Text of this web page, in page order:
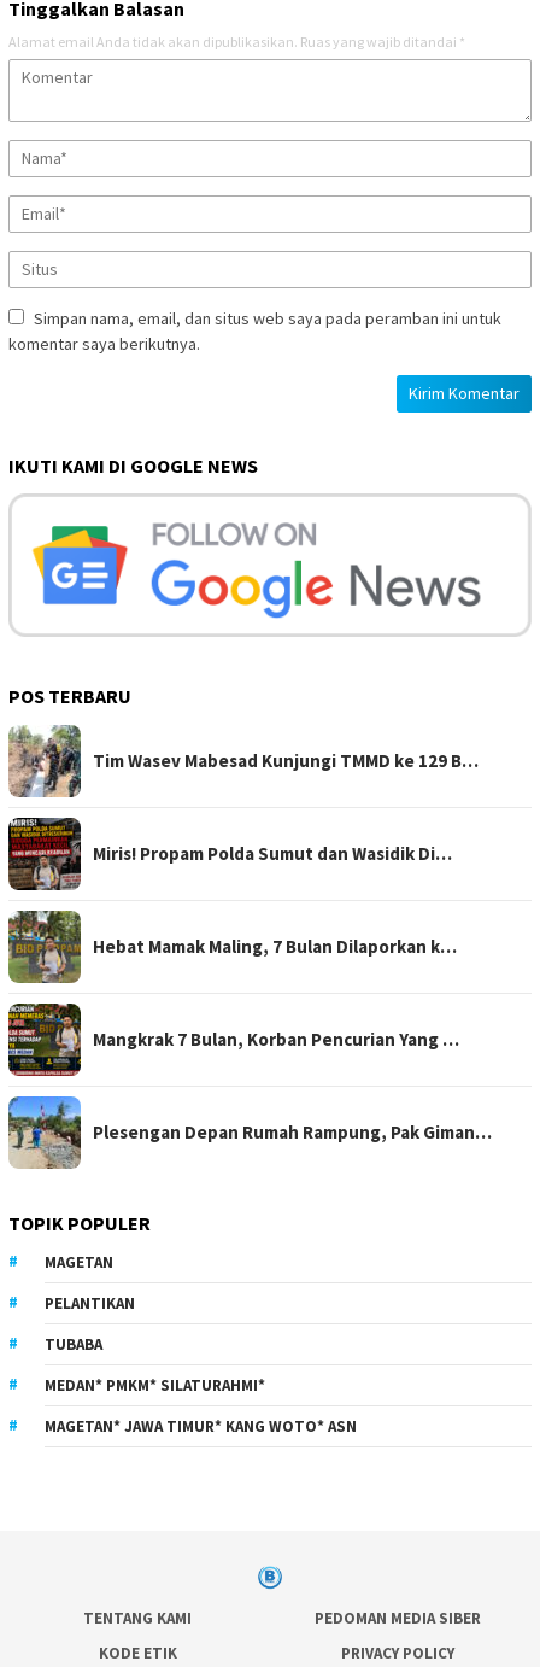
Tinggalkan Balasan
Alamat email Anda tidak akan dipublikasikan. Ruas yang wajib ditandai *
Simpan nama, email, dan situs web saya pada peramban ini untuk
komentar saya berikutnya.
IKUTI KAMI DI GOOGLE NEWS
POS TERBARU
Tim Wasev Mabesad Kunjungi TMMD ke 129 B…
Miris! Propam Polda Sumut dan Wasidik Di…
Hebat Mamak Maling, 7 Bulan Dilaporkan k…
Mangkrak 7 Bulan, Korban Pencurian Yang …
Plesengan Depan Rumah Rampung, Pak Giman…
TOPIK POPULER
MAGETAN
PELANTIKAN
TUBABA
MEDAN* PMKM* SILATURAHMI*
MAGETAN* JAWA TIMUR* KANG WOTO* ASN
TENTANG KAMI
PEDOMAN MEDIA SIBER
KODE ETIK
PRIVACY POLICY